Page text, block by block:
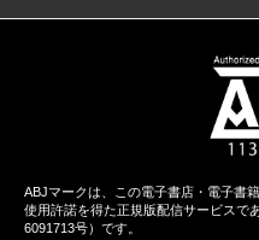
ABJマークは、この電子書店・電子書
使用許諾を得た正規版配信サービスで
6091713号）です。